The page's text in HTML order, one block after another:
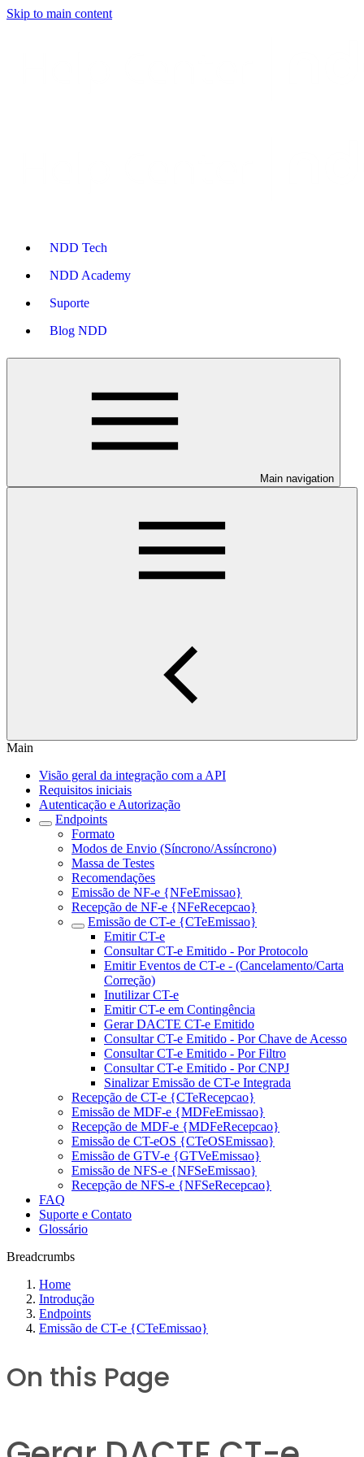
Skip to main content
NDD Tech
NDD Academy
Suporte
Blog NDD
Main navigation
Main
Visão geral da integração com a API
Requisitos iniciais
Autenticação e Autorização
Endpoints
Formato
Modos de Envio (Síncrono/Assíncrono)
Massa de Testes
Recomendações
Emissão de NF-e {NFeEmissao}
Recepção de NF-e {NFeRecepcao}
Emissão de CT-e {CTeEmissao}
Emitir CT-e
Consultar CT-e Emitido - Por Protocolo
Emitir Eventos de CT-e - (Cancelamento/Carta
Correção)
Inutilizar CT-e
Emitir CT-e em Contingência
Gerar DACTE CT-e Emitido
Consultar CT-e Emitido - Por Chave de Acesso
Consultar CT-e Emitido - Por Filtro
Consultar CT-e Emitido - Por CNPJ
Sinalizar Emissão de CT-e Integrada
Recepção de CT-e {CTeRecepcao}
Emissão de MDF-e {MDFeEmissao}
Recepção de MDF-e {MDFeRecepcao}
Emissão de CT-eOS {CTeOSEmissao}
Emissão de GTV-e {GTVeEmissao}
Emissão de NFS-e {NFSeEmissao}
Recepção de NFS-e {NFSeRecepcao}
FAQ
Suporte e Contato
Glossário
Breadcrumbs
Home
Introdução
Endpoints
Emissão de CT-e {CTeEmissao}
On this Page